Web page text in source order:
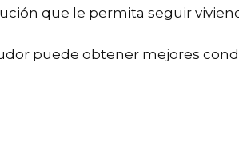
que le permita seguir
puede obtener mejores